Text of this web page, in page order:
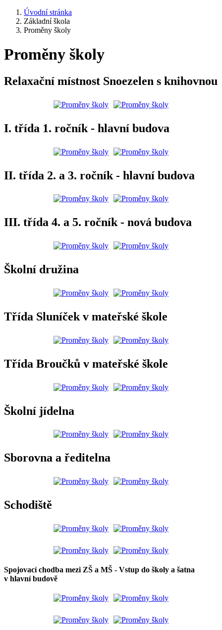
Úvodní stránka
Základní škola
Proměny školy
Proměny školy
Relaxační místnost Snoezelen s knihovnou
I. třída 1. ročník - hlavní budova
II. třída 2. a 3. ročník - hlavní budova
III. třída 4. a 5. ročník - nová budova
Školní družina
Třída Sluníček v mateřské škole
Třída Broučků v mateřské škole
Školní jídelna
Sborovna a ředitelna
Schodiště
Spojovací chodba mezi ZŠ a MŠ - Vstup do školy a šatna
v hlavní budově